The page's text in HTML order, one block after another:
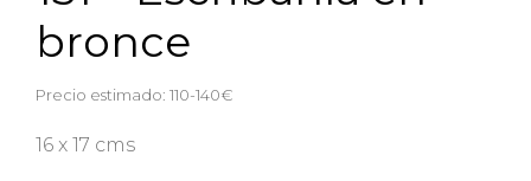
bronce
Precio estimado: 110-140€
16 x 17 cms